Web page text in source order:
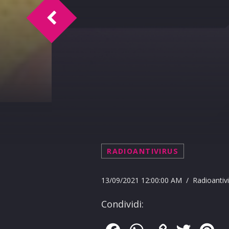
RADIOANTIVIRUS
13/09/2021 12:00:00 AM /
Condividi:
TM Intervista Giulio Ambrosetti